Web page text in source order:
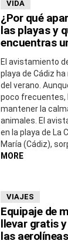
VIDA
¿Por qué
las playas y
encuentras
El avistamiento
playa de Cádiz
del verano.
poco frecuentes,
mantener la
animales. El
en la playa de La
María (Cádiz),
MORE
VIAJES
Equipaje de
llevar gratis
las aerolíneas